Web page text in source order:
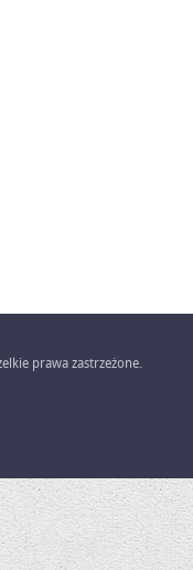
prawa zastrzeżone.